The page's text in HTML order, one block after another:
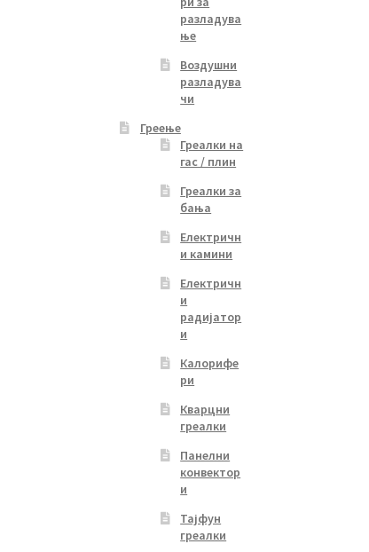
разладува
ње
Воздушни
разладува
чи
Греење
Греалки на
гас / плин
Греалки за
бања
Електричн
и камини
Електричн
и
радијатор
и
Калорифе
ри
Кварцни
греалки
Панелни
конвектор
и
Тајфун
греалки